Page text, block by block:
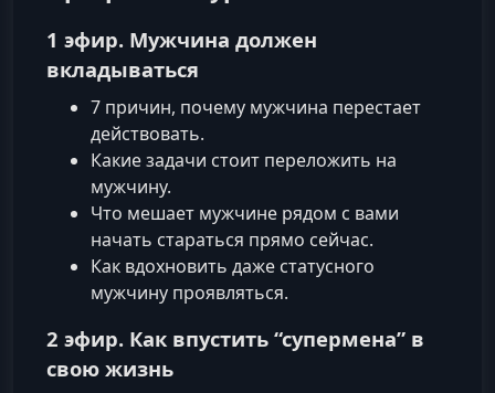
1 эфир. Мужчина должен
вкладываться
7 причин, почему мужчина перестает
действовать.
Какие задачи стоит переложить на
мужчину.
Что мешает мужчине рядом с вами
начать стараться прямо сейчас.
Как вдохновить даже статусного
мужчину проявляться.
2 эфир. Как впустить “супермена” в
свою жизнь